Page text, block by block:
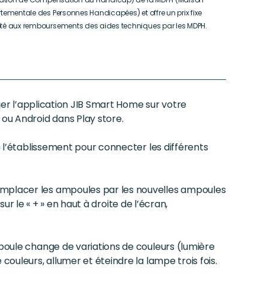
des Personnes Handicapées) et offre un prix fixe
aux remboursements des aides techniques par les MDPH.
l’application JIB Smart Home sur votre
Android dans Play store.
pour connecter les différents
les ampoules par les nouvelles ampoules
le « + » en haut à droite de l’écran,
change de variations de couleurs (lumière
allumer et éteindre la lampe trois fois.